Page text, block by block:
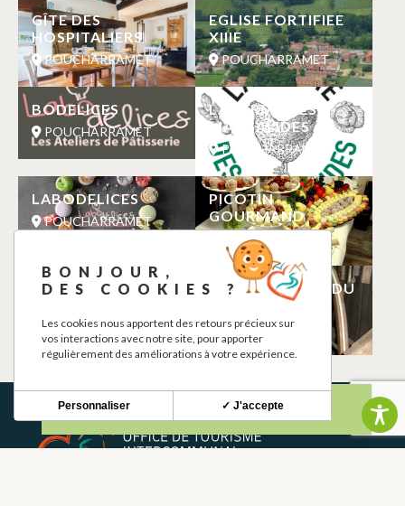
GÎTE DES
HOSPITALIERS
POUCHARRAMET
EGLISE FORTIFIEE
XIIIE
POUCHARRAMET
BODELICES
POUCHARRAMET
LA FERME DES
MARGALIDES
POUCHARRAMET
LABODELICES
POUCHARRAMET
PICOTIN
GOURMAND
POUCHARRAMET
BODELICES
ATELIER MUSEE DU
POUCHARRAMET
BONJOUR,
DES COOKIES ?
Les cookies nous apportent des retours précieux sur
vos interactions avec notre site, pour apporter
régulièrement des améliorations à votre expérience.
✓ J'accepte
Personnaliser